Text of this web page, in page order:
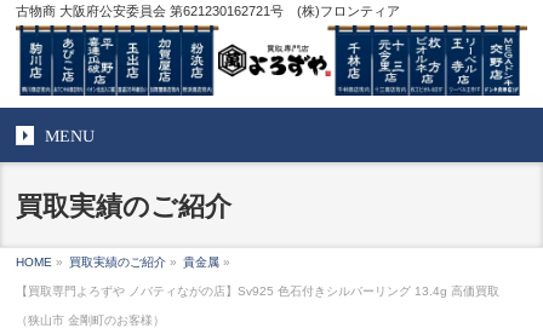
古物商 大阪府公安委員会 第621230162721号 (株)フロンティア
MENU
買取実績のご紹介
HOME » 買取実績のご紹介 » 貴金属 »
【買取専門よろずや ノバティながの店】Sv925 色石付きシルバーリング 13.4g 高価買取
（狭山市 金剛町のお客様）